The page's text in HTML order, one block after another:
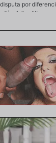
por
Adira Allure
se vaya
la compañía
a ambos
de follar con
tiempo a la
complacer
al principio, pero
enormes
mientras los
ahora a solo
del
mis